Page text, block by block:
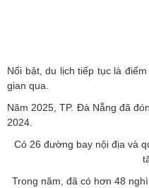
Nổi bật, du lịch tiếp tục là
gian qua.
Năm 2025, TP. Đà Nẵng đã
2024.
Có 26 đường bay nội địa và
Trong năm, đã có hơn 48